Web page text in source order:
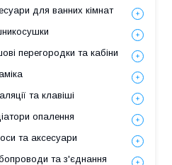
для ванних кімнат
перегородки та кабіни
та клавіші
опалення
та аксесуари
та з'єднання